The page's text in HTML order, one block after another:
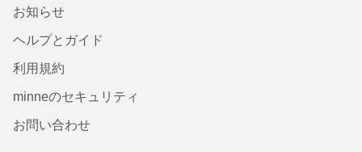
お知らせ
ヘルプとガイド
利用規約
minneのセキュリティ
お問い合わせ